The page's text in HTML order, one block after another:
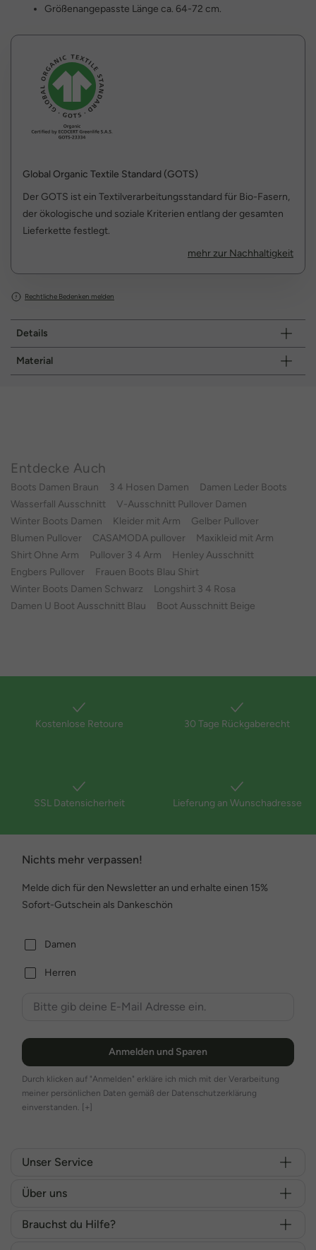
Größenangepasste Länge ca. 64-72 cm.
Global Organic Textile Standard (GOTS)
Der GOTS ist ein Textilverarbeitungsstandard für Bio-Fasern,
der ökologische und soziale Kriterien entlang der gesamten
Lieferkette festlegt.
mehr zur Nachhaltigkeit
Rechtliche Bedenken melden
Details
Material
Entdecke Auch
Boots Damen Braun 3 4 Hosen Damen
Damen Leder Boots
Wasserfall Ausschnitt
V-Ausschnitt Pullover Damen
Winter Boots Damen
Kleider mit Arm
Gelber Pullover
Blumen Pullover
CASAMODA pullover
Maxikleid mit Arm
Shirt Ohne Arm
Pullover 3 4 Arm
Henley Ausschnitt
Engbers Pullover
Frauen Boots Blau Shirt
Winter Boots Damen Schwarz
Longshirt 3 4 Rosa
Damen U Boot Ausschnitt Blau
Boot Ausschnitt Beige
Kostenlose Retoure 30 Tage Rückgaberecht
SSL Datensicherheit Lieferung an Wunschadresse
Nichts mehr verpassen!
Melde dich für den Newsletter an und erhalte einen 15%
Sofort-Gutschein als Dankeschön
Damen
Herren
Anmelden und Sparen
Durch klicken auf "Anmelden" erkläre ich mich mit der Verarbeitung
meiner persönlichen Daten gemäß der Datenschutzerklärung
einverstanden. [+]
Unser Service
Über uns
Brauchst du Hilfe?